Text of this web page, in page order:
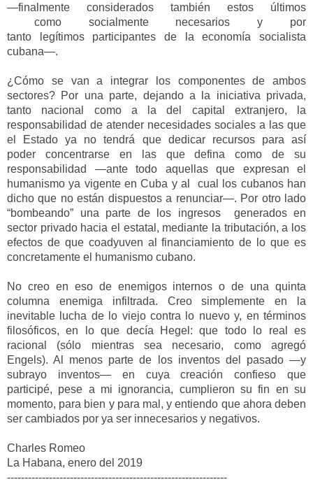
—finalmente considerados también estos últimos
como socialmente necesarios y por
tanto
legítimosparticipantes de la economía socialista
cubana—.
¿Cómo se van a integrar los componentes de ambos
sectores? Por una parte, dejando a la iniciativa privada,
tanto nacional como a la del capital extranjero, la
responsabilidad de atender necesidades sociales a las que
el Estado ya notendrá que dedicarrecursos paraasí
poder concentrarse en las que defina como de su
responsabilidad —ante todo aquellas que expresan el
humanismo ya vigente en Cuba y a l cual
los cubanos han
dicho que no están dispuestos a renunciar—. Por otro lado
“bombeando” una parte de los ingresos generados en
sector privado hacia el estatal, mediante la tributación, a los
efectos de que coadyuven al financiamiento de lo que es
concretamente el humanismo cubano.
No creo en eso de enemigos internos o de una quinta
columna enemiga infiltrada. Creo simplemente en la
inevitable lucha de lo viejo contra lo nuevo y, en términos
filosóficos, en lo que decía Hegel: que todo lo real es
racional (sólo mientras sea necesario, como agregó
Engels). A l menos parte de los inventos del pasado —y
subrayo inventos— en cuya creación confieso que
participé, pese a mi ignorancia, cumplieron su fin en su
momento, para bien ypara mal, y entiendo que ahoradeben
ser cambiados por ya ser innecesarios y negativos.
Charles Romeo
La Habana, enero del 2019
---------------------------------------------------------------